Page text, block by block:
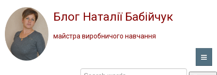
Блог Наталії Бабійчук
майстра виробничого навчання